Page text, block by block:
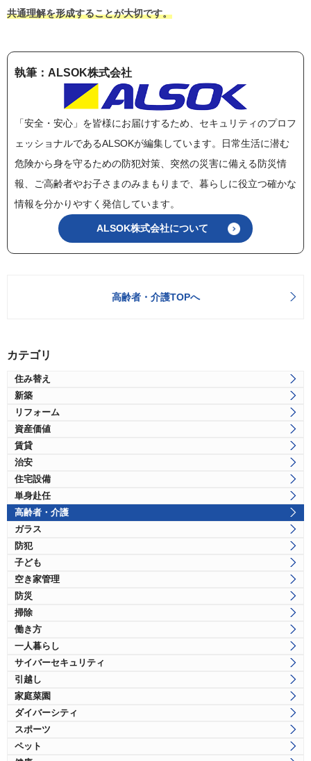
共通理解を形成することが大切です。
執筆：ALSOK株式会社
「安全・安心」を皆様にお届けするため、セキュリティのプロフ
ェッショナルであるALSOKが編集しています。日常生活に潜む
危険から身を守るための防犯対策、突然の災害に備える防災情
報、ご高齢者やお子さまのみまもりまで、暮らしに役立つ確かな
情報を分かりやすく発信しています。
ALSOK株式会社について
高齢者・介護TOPへ
カテゴリ
住み替え
新築
リフォーム
資産価値
賃貸
治安
住宅設備
単身赴任
高齢者・介護
ガラス
防犯
子ども
空き家管理
防災
掃除
働き方
一人暮らし
サイバーセキュリティ
引越し
家庭菜園
ダイバーシティ
スポーツ
ペット